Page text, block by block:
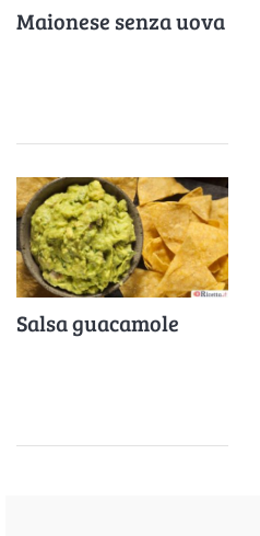
Maionese senza uova
Salsa guacamole